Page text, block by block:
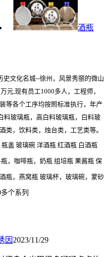
酒瓶
文化名城--徐州，风景秀丽的微山
元,现有员工1000多人，工程师，
等各个工序均按照标准执行，年产
料玻璃瓶，高白料玻璃瓶，白料玻
类，饮料类，烛台类，工艺类等。
盖 玻璃碗 洋酒瓶 红酒瓶 白酒瓶
，咖啡瓶，奶瓶 组培瓶 果酱瓶 保
瓶，燕窝瓶 玻璃杯，玻璃碗，蒙砂
个系列
因 2023/11/29